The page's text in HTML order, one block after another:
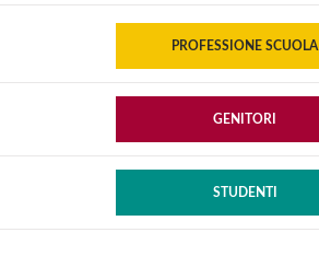
PROFESSIONE SCUOLA
GENITORI
STUDENTI